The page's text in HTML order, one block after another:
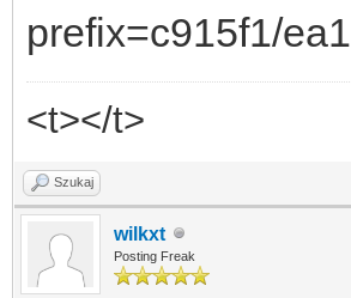
prefix=c915f1/ea1
<t></t>
Szukaj
wilkxt
Posting Freak